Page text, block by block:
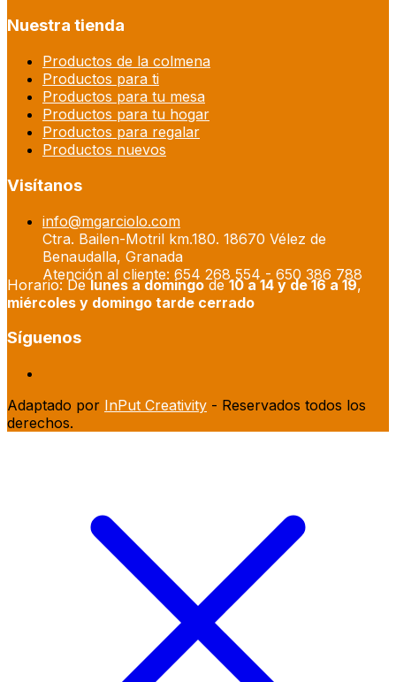
Nuestra tienda
Productos de la colmena
Productos para ti
Productos para tu mesa
Productos para tu hogar
Productos para regalar
Productos nuevos
Visítanos
info@mgarciolo.com
Ctra. Bailen-Motril km.180. 18670 Vélez de
Benaudalla, Granada
Atención al cliente: 654 268 554 - 650 386 788
Horario: Delunes a domingode10 a 14 y de 16 a 19,
miércoles y domingo tarde cerrado
Síguenos
Adaptado por InPut Creativity - Reservados todos los
derechos.